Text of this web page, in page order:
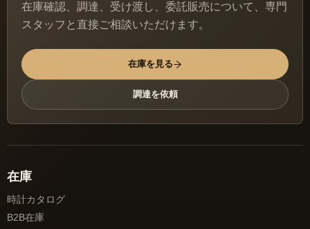
在庫確認、調達、受け渡し、委託販売について、専門
スタッフと直接ご相談いただけます。
在庫を見る
調達を依頼
在庫
時計カタログ
B2B在庫